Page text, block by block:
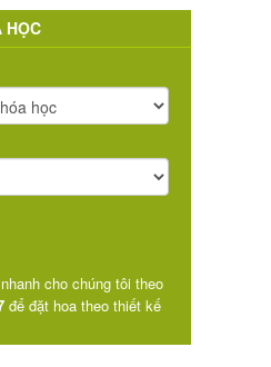
HỌC
cho chúng tôi theo
để đặt hoa theo thiết kế